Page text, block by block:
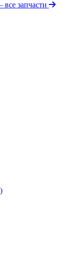
запчасти